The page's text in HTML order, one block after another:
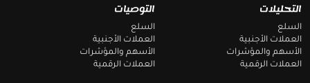
التوصيات
السلع
العملات الأجنبية
الأسهم والمؤشرات
العملات الرقمية
التحليلات
السلع
العملات الأجنبية
الأسهم والمؤشرات
العملات الرقمية